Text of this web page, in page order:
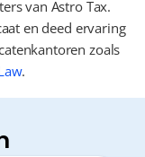
van Astro Tax.
en deed ervaring
zoals
.